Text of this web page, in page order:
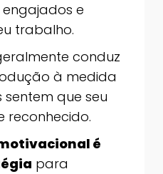
e
trabalho.
conduz
à medida
que seu
reconhecido.
é
para